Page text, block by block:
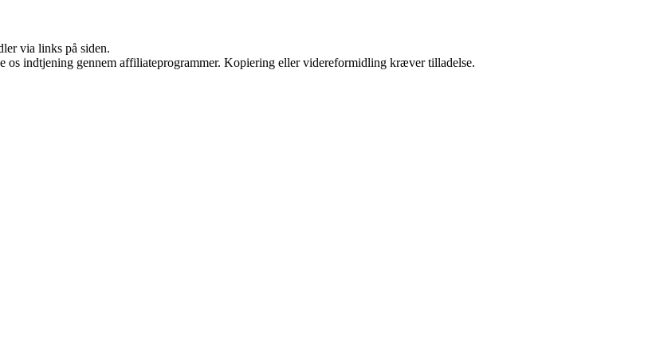
via links på siden.
indtjening gennem affiliateprogrammer. Kopiering eller videreformidling kræver tilladelse.